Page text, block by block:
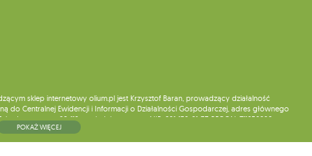
sklep internetowy olium.pl jest Krzysztof Baran, prowadzący działalność
do Centralnej Ewidencji i Informacji o Działalności Gospodarczej, adres głównego
pocztowy: 08-110, posiadający numer NIP: 821-152-01-37, REGON: 711650928 .
do chwili rezygnacji z subskrypcji.
POKAŻ WIĘCEJ